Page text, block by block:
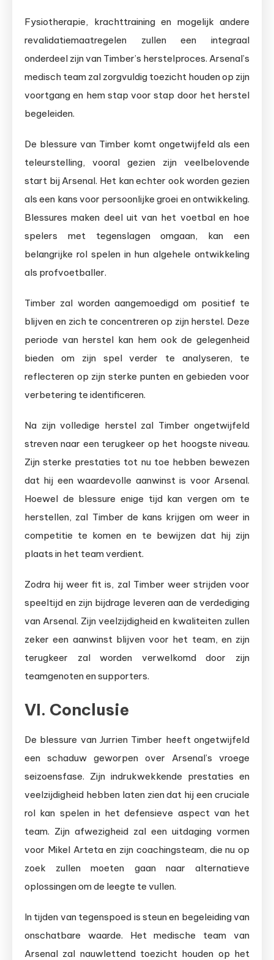
Fysiotherapie, krachttraining en mogelijk andere
revalidatiemaatregelen zullen een integraal
onderdeel zijn van Timber’s herstelproces. Arsenal’s
medisch team zal zorgvuldig toezicht houden op zijn
voortgang en hem stap voor stap door het herstel
begeleiden.
De blessure van Timber komt ongetwijfeld als een
teleurstelling, vooral gezien zijn veelbelovende
start bij Arsenal. Het kan echter ook worden gezien
als een kans voor persoonlijke groei en ontwikkeling.
Blessures maken deel uit van het voetbal en hoe
spelers met tegenslagen omgaan, kan een
belangrijke rol spelen in hun algehele ontwikkeling
als profvoetballer.
Timber zal worden aangemoedigd om positief te
blijven en zich te concentreren op zijn herstel. Deze
periode van herstel kan hem ook de gelegenheid
bieden om zijn spel verder te analyseren, te
reflecteren op zijn sterke punten en gebieden voor
verbetering te identificeren.
Na zijn volledige herstel zal Timber ongetwijfeld
streven naar een terugkeer op het hoogste niveau.
Zijn sterke prestaties tot nu toe hebben bewezen
dat hij een waardevolle aanwinst is voor Arsenal.
Hoewel de blessure enige tijd kan vergen om te
herstellen, zal Timber de kans krijgen om weer in
competitie te komen en te bewijzen dat hij zijn
plaats in het team verdient.
Zodra hij weer fit is, zal Timber weer strijden voor
speeltijd en zijn bijdrage leveren aan de verdediging
van Arsenal. Zijn veelzijdigheid en kwaliteiten zullen
zeker een aanwinst blijven voor het team, en zijn
terugkeer zal worden verwelkomd door zijn
teamgenoten en supporters.
VI. Conclusie
De blessure van Jurrien Timber heeft ongetwijfeld
een schaduw geworpen over Arsenal’s vroege
seizoensfase. Zijn indrukwekkende prestaties en
veelzijdigheid hebben laten zien dat hij een cruciale
rol kan spelen in het defensieve aspect van het
team. Zijn afwezigheid zal een uitdaging vormen
voor Mikel Arteta en zijn coachingsteam, die nu op
zoek zullen moeten gaan naar alternatieve
oplossingen om de leegte te vullen.
In tijden van tegenspoed is steun en begeleiding van
onschatbare waarde. Het medische team van
Arsenal zal nauwlettend toezicht houden op het